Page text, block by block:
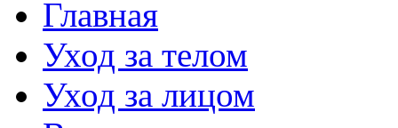
Главная
Уход за телом
Уход за лицом